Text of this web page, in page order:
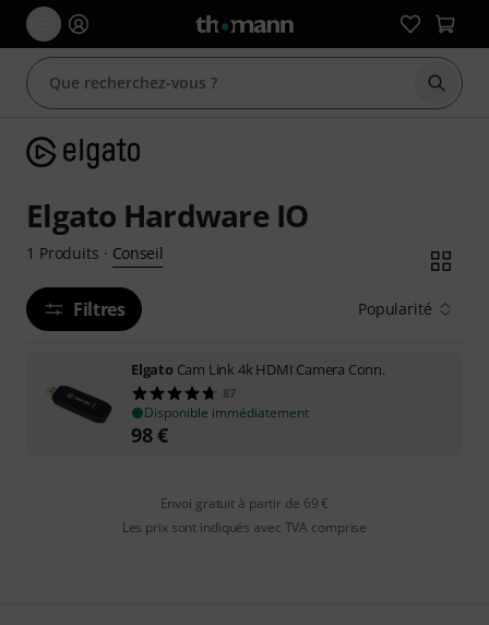
Elgato Hardware IO
1 Produits · Conseil
Filtres Popularité
Elgato Cam Link 4k HDMI Camera Conn.
87
Disponible immédiatement
98€
Envoi gratuit à partir de 69 €
Les prix sont indiqués avec TVA comprise